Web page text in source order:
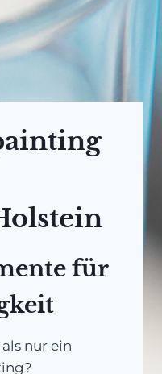
für
nur ein